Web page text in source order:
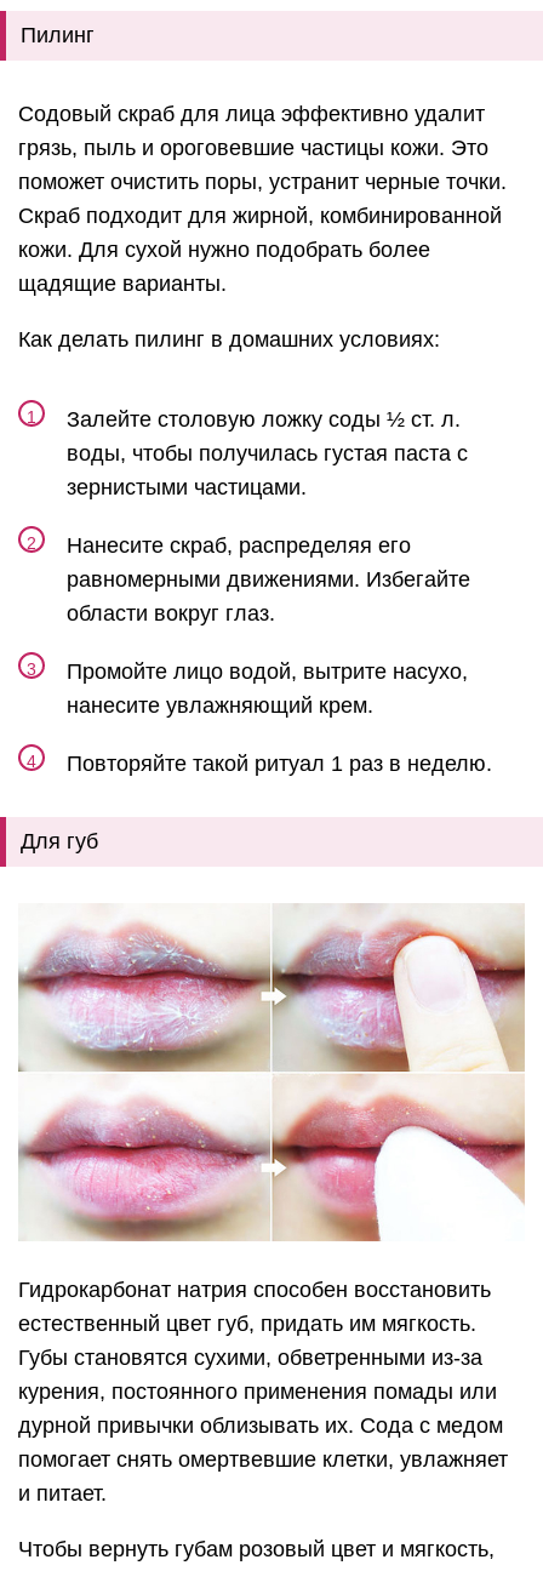
Пилинг
Содовый скраб для лица эффективно удалит
грязь, пыль и ороговевшие частицы кожи. Это
поможет очистить поры, устранит черные точки.
Скраб подходит для жирной, комбинированной
кожи. Для сухой нужно подобрать более
щадящие варианты.
Как делать пилинг в домашних условиях:
Залейте столовую ложку соды ½ ст. л.
воды, чтобы получилась густая паста с
зернистыми частицами.
Нанесите скраб, распределяя его
равномерными движениями. Избегайте
области вокруг глаз.
Промойте лицо водой, вытрите насухо,
нанесите увлажняющий крем.
Повторяйте такой ритуал 1 раз в неделю.
Для губ
Гидрокарбонат натрия способен восстановить
естественный цвет губ, придать им мягкость.
Губы становятся сухими, обветренными из-за
курения, постоянного применения помады или
дурной привычки облизывать их. Сода с медом
помогает снять омертвевшие клетки, увлажняет
и питает.
Чтобы вернуть губам розовый цвет и мягкость,